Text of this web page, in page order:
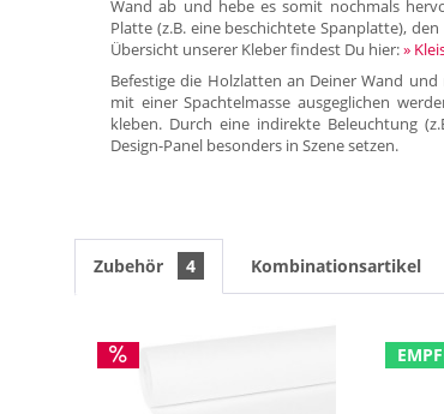
Wand ab und hebe es somit nochmals
Platte (z.B. eine beschichtete Spanplatte),
Übersicht unserer Kleber findest Du hier:»
Befestige die Holzlatten an Deiner Wand
mit einer Spachtelmasse ausgeglichen
kleben. Durch eine indirekte Beleuchtung
Design-Panel besonders in Szene setzen.
Zubehör 4 Kombinationsartikel